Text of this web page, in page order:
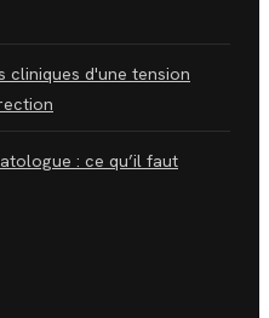
cliniques d'une tension
: ce qu’il faut